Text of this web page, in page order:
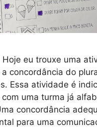
Hoje eu trouxe uma
concordância do
Essa atividade é
uma turma já
concordância
para uma